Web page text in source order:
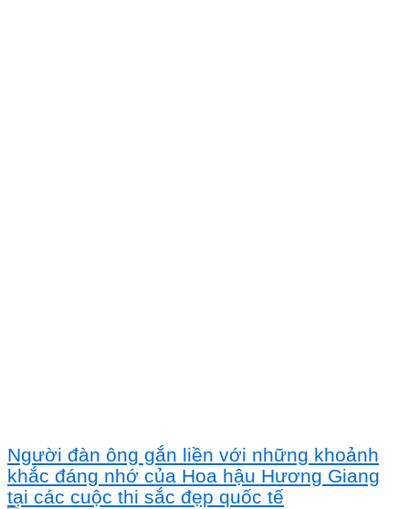
Người đàn ông gắn liền với những khoảnh
khắc đáng nhớ của Hoa hậu Hương Giang
tại các cuộc thi sắc đẹp quốc tế